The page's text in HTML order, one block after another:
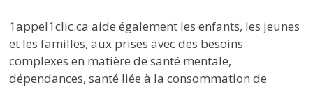
1appel1clic.ca aide également les enfants, les jeunes
et les familles, aux prises avec des besoins
complexes en matière de santé mentale,
dépendances, santé liée à la consommation de